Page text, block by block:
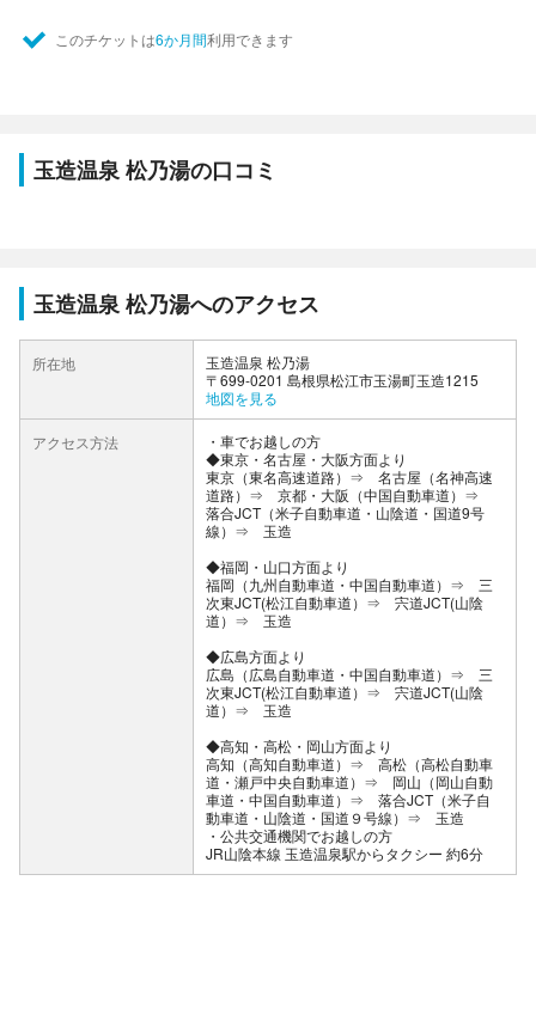
このチケットは6か月間利用できます
玉造温泉 松乃湯の口コミ
玉造温泉 松乃湯へのアクセス
所在地
玉造温泉 松乃湯
〒699-0201 島根県松江市玉湯町玉造1215
地図を見る
アクセス方法
車でお越しの方
◆東京・名古屋・大阪方面より
東京（東名高速道路）⇒ 名古屋（名神高速
道路）⇒ 京都・大阪（中国自動車道）⇒
落合JCT（米子自動車道・山陰道・国道9号
線）⇒ 玉造
◆福岡・山口方面より
福岡（九州自動車道・中国自動車道）⇒ 三
次東JCT(松江自動車道）⇒ 宍道JCT(山陰
道）⇒ 玉造
◆広島方面より
広島（広島自動車道・中国自動車道）⇒ 三
次東JCT(松江自動車道）⇒ 宍道JCT(山陰
道）⇒ 玉造
◆高知・高松・岡山方面より
高知（高知自動車道）⇒ 高松（高松自動車
道・瀬戸中央自動車道）⇒ 岡山（岡山自動
車道・中国自動車道）⇒ 落合JCT（米子自
動車道・山陰道・国道９号線）⇒ 玉造
公共交通機関でお越しの方
JR山陰本線 玉造温泉駅からタクシー 約6分